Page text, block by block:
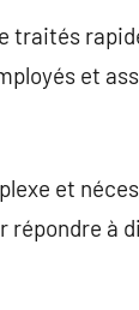
traités
et
et
répondre à